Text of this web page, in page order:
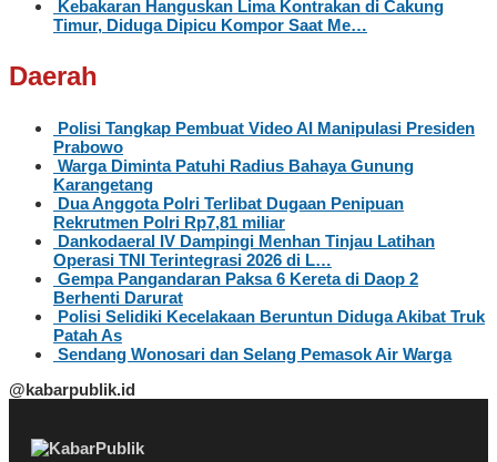
Kebakaran Hanguskan Lima Kontrakan di Cakung
Timur, Diduga Dipicu Kompor Saat Me…
Daerah
Polisi Tangkap Pembuat Video AI Manipulasi Presiden
Prabowo
Warga Diminta Patuhi Radius Bahaya Gunung
Karangetang
Dua Anggota Polri Terlibat Dugaan Penipuan
Rekrutmen Polri Rp7,81 miliar
Dankodaeral IV Dampingi Menhan Tinjau Latihan
Operasi TNI Terintegrasi 2026 di L…
Gempa Pangandaran Paksa 6 Kereta di Daop 2
Berhenti Darurat
Polisi Selidiki Kecelakaan Beruntun Diduga Akibat Truk
Patah As
Sendang Wonosari dan Selang Pemasok Air Warga
@kabarpublik.id